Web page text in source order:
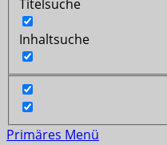
Titelsuche
Inhaltsuche
Primäres Menü